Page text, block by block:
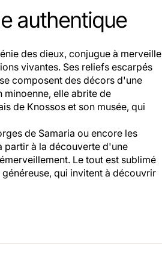
authentique
des dieux, conjugue à merveille
vivantes. Ses reliefs escarpés
composent des décors d'une
elle abrite de
de Knossos et son musée, qui
de Samaria ou encore les
partir à la découverte d'une
Le tout est sublimé
qui invitent à découvrir